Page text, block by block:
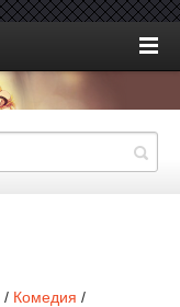
/ Комедия /